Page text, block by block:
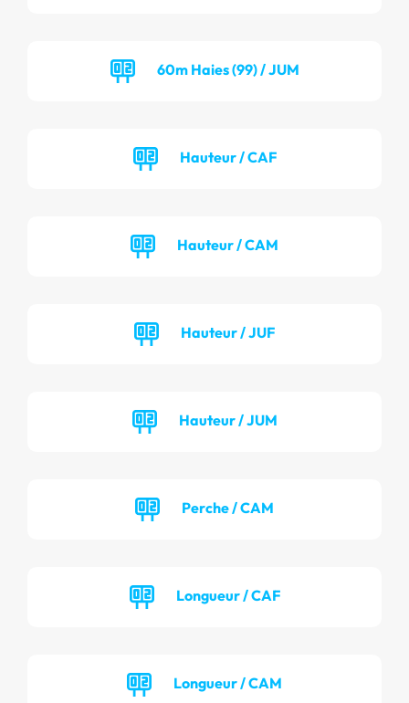
60m Haies (99) / JUM
Hauteur / CAF
Hauteur / CAM
Hauteur / JUF
Hauteur / JUM
Perche / CAM
Longueur / CAF
Longueur / CAM